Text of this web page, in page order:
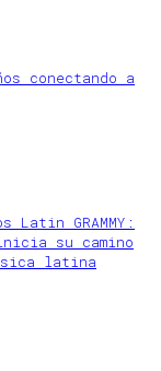
conectando a
GRAMMY:
su camino
latina